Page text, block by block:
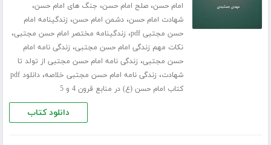
امام حسن،صلح امام حسن، جنگ های امام حسن،
شهادت امام حسن،دشمن امام حسن، زندگینامه امام
حسن مجتبی pdf
، زندگینامه مختصر امام حسن مجتبی،
نکات مهم زندگی امام حسن مجتبی، زندگی نامه امام
حسن مجتبی، زندگی نامه امام حسن مجتبی از تولد تا
شهادت، زندگی نامه امام حسن مجتبی خلاصه،
دانلود pdf
کتاب امام حسن (ع) در منابع قرون 4 و 5
دانلود کتاب